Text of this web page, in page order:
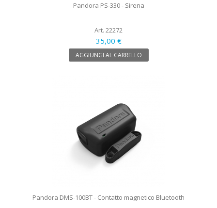
Pandora PS-330 - Sirena
Art. 22272
35,00 €
AGGIUNGI AL CARRELLO
Pandora DMS-100BT - Contatto magnetico Bluetooth